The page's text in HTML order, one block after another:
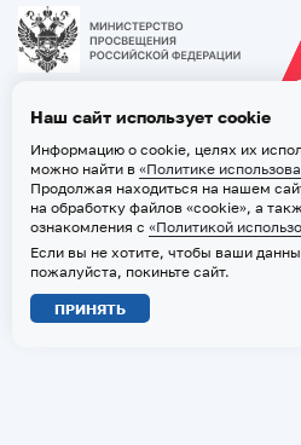
2026 © ТВГМУ. Все права защищены
Политика обработки персональных
Политика использования файлов
Наш сайт использует cookie
Информацию о cookie, целях их
можно найти в «Политике
Продолжая находиться на нашем
на обработку файлов «cookie», а
ознакомления с «Политикой
Если вы не хотите, чтобы ваши
пожалуйста, покиньте сайт.
ПРИНЯТЬ